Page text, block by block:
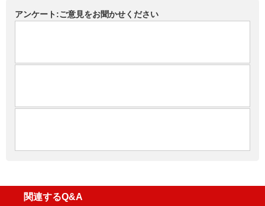
アンケート:ご意見をお聞かせください
関連するQ&A